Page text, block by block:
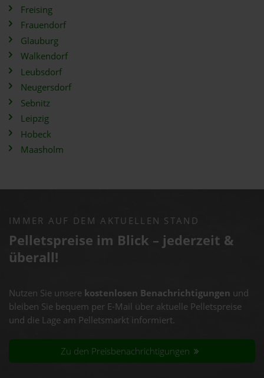
Freising
Frauendorf
Glauburg
Walkendorf
Leubsdorf
Neugersdorf
Sebnitz
Leipzig
Hobeck
Maasholm
IMMER AUF DEM AKTUELLEN STAND
Pelletspreise im Blick – jederzeit &
überall!
Nutzen Sie unsere kostenlosen Benachrichtigungen und
bleiben Sie bequem per E-Mail über aktuelle Pelletspreise
und die Lage am Pelletsmarkt informiert.
Zu den Preisbenachrichtigungen